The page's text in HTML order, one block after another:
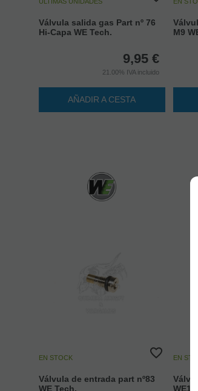
Válvula salida gas Part nº 76
Hi-Capa WE Tech.
9,95 €
21.00% IVA incluido
AÑADIR A CESTA
M9
EN STOCK
Válvula de entrada part nº83
WE Tech.
EN
WE17